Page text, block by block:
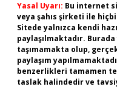
Yasal Uyarı: Bu internet
veya şahıs şirketi ile
Sitede yalnızca kendi
paylaşılmaktadır.
taşımamakta olup,
paylaşım
benzerlikleri tamamen
taslak halindedir ve